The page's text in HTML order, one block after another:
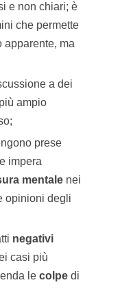
e non chiari; è
che permette
apparente, ma
a dei
ampio
prese
e impera
mentale nei
opinioni degli
negativi
casi più
le colpe di